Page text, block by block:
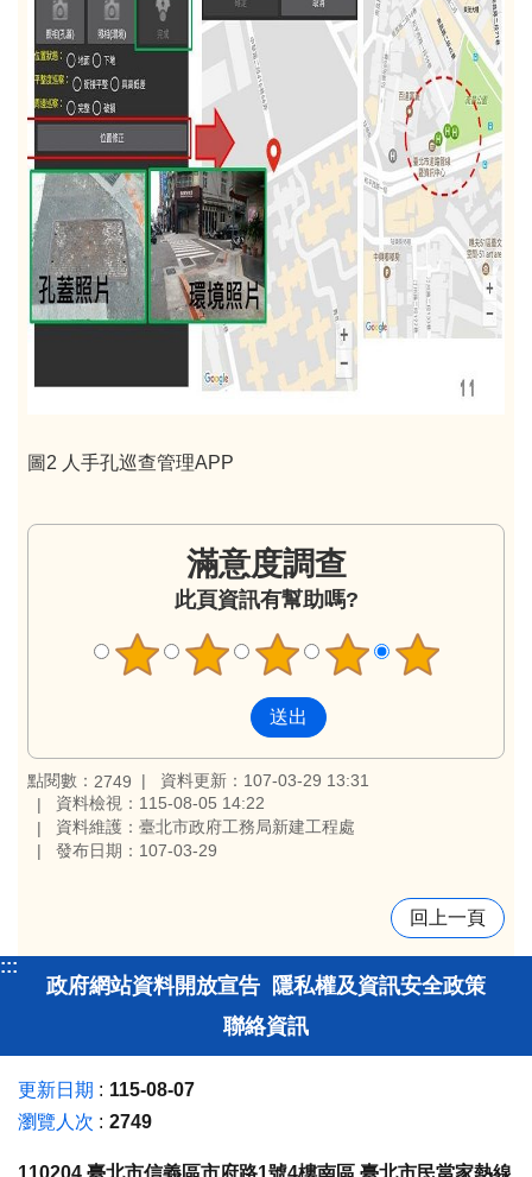
圖2 人手孔巡查管理APP
滿意度調查
此頁資訊有幫助嗎?
點閱數： 2749
資料更新：107-03-29 13:31
資料檢視：115-08-05 14:22
資料維護：臺北市政府工務局新建工程處
發布日期：107-03-29
回上一頁
:::
政府網站資料開放宣告 隱私權及資訊安全政策
聯絡資訊
更新日期
115-08-07
瀏覽人次
2749
110204 臺北市信義區市府路1號4樓南區 臺北市民當家熱線